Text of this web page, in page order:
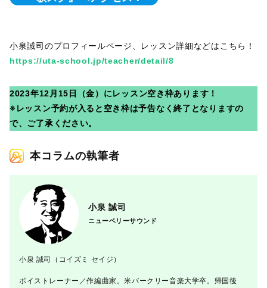
小泉誠司のプロフィールページ、レッスン詳細などはこちら！
https://uta-school.jp/teacher/detail/8
2023年12月15日（金）にレッスン空き枠あります！
※レッスン予約が入ると空き枠は予告なく終了となりますの
で、ご了承ください。
本コラムの執筆者
小泉 誠司
ニューベリーサウンド
小泉 誠司（コイズミ セイジ）
ボイストレーナー／作編曲家。米バークリー音楽大学卒。帰国後